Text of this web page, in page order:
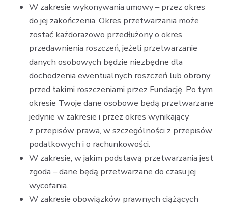
W zakresie wykonywania umowy – przez okres
do jej zakończenia. Okres przetwarzania może
zostać każdorazowo przedłużony o okres
przedawnienia roszczeń, jeżeli przetwarzanie
danych osobowych będzie niezbędne dla
dochodzenia ewentualnych roszczeń lub obrony
przed takimi roszczeniami przez Fundację. Po tym
okresie Twoje dane osobowe będą przetwarzane
jedynie w zakresie i przez okres wynikający
z przepisów prawa, w szczególności z przepisów
podatkowych i o rachunkowości.
W zakresie, w jakim podstawą przetwarzania jest
zgoda – dane będą przetwarzane do czasu jej
wycofania.
W zakresie obowiązków prawnych ciążących